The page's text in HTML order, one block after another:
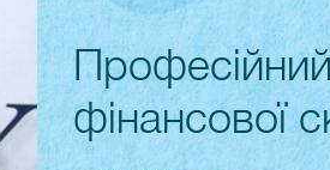
фінансової